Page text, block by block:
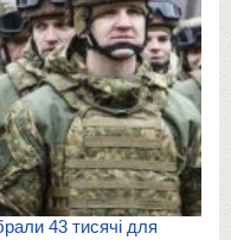
43 тисячі для